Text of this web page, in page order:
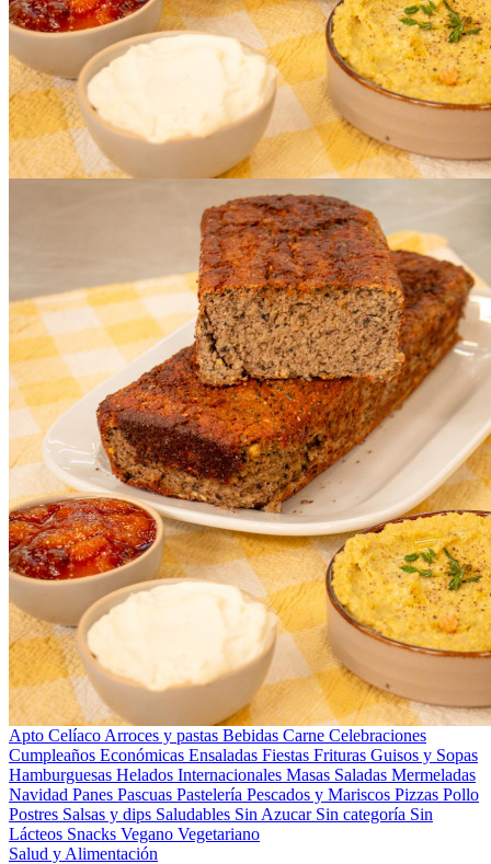
Apto Celíaco Arroces y pastas Bebidas Carne Celebraciones
Cumpleaños Económicas Ensaladas Fiestas Frituras Guisos y Sopas
Hamburguesas Helados Internacionales Masas Saladas Mermeladas
Navidad Panes Pascuas Pastelería Pescados y Mariscos Pizzas Pollo
Postres Salsas y dips Saludables Sin Azucar Sin categoría Sin
Lácteos Snacks Vegano Vegetariano
Salud y Alimentación